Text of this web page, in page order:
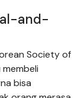
and-
Society of
bisa